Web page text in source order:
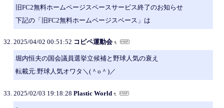
旧FC2無料ホームページスペースサービス終了のお知らせ
下記の「旧FC2無料ホームページスペース」は
2025/04/02 00:51:52 コピペ運動会
堀内恒夫の国会議員選挙立候補と野球人気の衰え
転載元:野球人気オワタ＼(＾o＾)／
2025/02/03 19:18:28 Plastic World